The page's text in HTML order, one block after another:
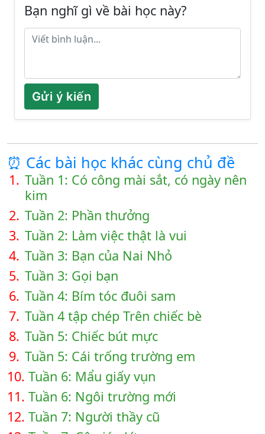
Bạn nghĩ gì về bài học này?
Gửi ý kiến
⏰ Các bài học khác cùng chủ đề
1. Tuần 1: Có công mài sắt, có ngày nên
kim
2. Tuần 2: Phần thưởng
3. Tuần 2: Làm việc thật là vui
4. Tuần 3: Bạn của Nai Nhỏ
5. Tuần 3: Gọi bạn
6. Tuần 4: Bím tóc đuôi sam
7. Tuần 4 tập chép Trên chiếc bè
8. Tuần 5: Chiếc bút mực
9. Tuần 5: Cái trống trường em
10. Tuần 6: Mẩu giấy vụn
11. Tuần 6: Ngôi trường mới
12. Tuần 7: Người thầy cũ